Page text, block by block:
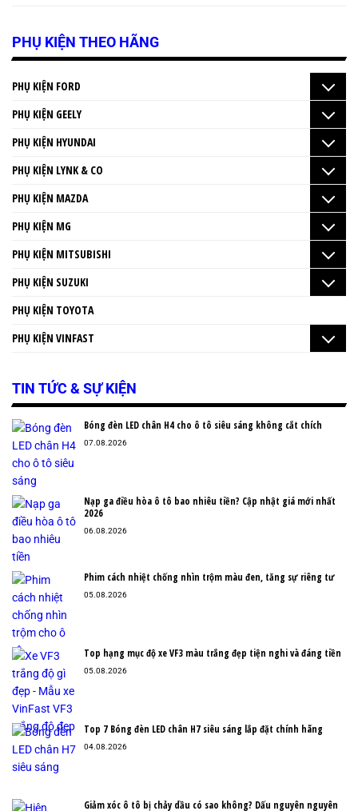
PHỤ KIỆN THEO HÃNG
PHỤ KIỆN FORD
PHỤ KIỆN GEELY
PHỤ KIỆN HYUNDAI
PHỤ KIỆN LYNK & CO
PHỤ KIỆN MAZDA
PHỤ KIỆN MG
PHỤ KIỆN MITSUBISHI
PHỤ KIỆN SUZUKI
PHỤ KIỆN TOYOTA
PHỤ KIỆN VINFAST
TIN TỨC & SỰ KIỆN
Bóng đèn LED chân H4 cho ô tô siêu sáng không cắt chích
07.08.2026
Nạp ga điều hòa ô tô bao nhiêu tiền? Cập nhật giá mới nhất
2026
06.08.2026
Phim cách nhiệt chống nhìn trộm màu đen, tăng sự riêng tư
05.08.2026
Top hạng mục độ xe VF3 màu trắng đẹp tiện nghi và đáng tiền
05.08.2026
Top 7 Bóng đèn LED chân H7 siêu sáng lắp đặt chính hãng
04.08.2026
Giảm xóc ô tô bị chảy dầu có sao không? Dấu nguyên nguyên